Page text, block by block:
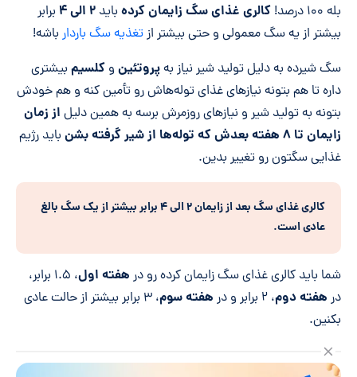
بله ۱۰۰ درصد! کالری غذای سگ زایمان کرده باید ۲ الی ۴
برابر
بیشتر از یه سگ معمولی و حتی بیشتر ازتغذیه سگ باردار باشه!
سگ شیرده به دلیل تولید شیر نیاز بهپروتئین و کلسیم بیشتری
داره تا هم بتونه نیاز‌های غذای توله‌هاش رو تأمین کنه و هم خودش
بتونه به تولید شیر و نیاز‌های روزمرش برسه به همین دلیل از زمان
زایمان تا ۸ هفته بعدش که توله
ها از شیر گرفته بشن باید رژیم
غذایی سگتون رو تغییر بدین.
کالری غذای سگ بعد از زایمان ۲ الی ۴ برابر بیشتر از یک سگ بالغ
عادی است.
شما باید کالری غذای سگ زایمان کرده رو در هفته اول
، ۱.۵ برابر،
در هفته دوم، ۲ برابر و در هفته سوم
، ۳ برابر بیشتر از حالت عادی
بکنین.